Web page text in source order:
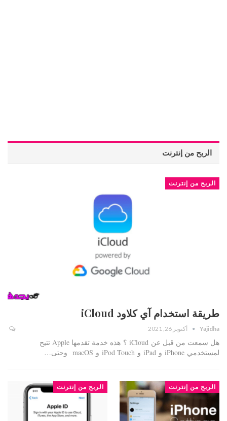
الربح من إنترنت
الربح من إنترنت
طريقة استخدام آي كلاود iCloud
Yajidha أكتوبر 26, 2021
هل سمعت من قبل عن iCloud ؟ هذه خدمة تقدمها Apple تتيح
لمستخدمي iPhone و iPad و iPod Touch و macOS وحتى…
الربح من إنترنت الربح من إنترنت